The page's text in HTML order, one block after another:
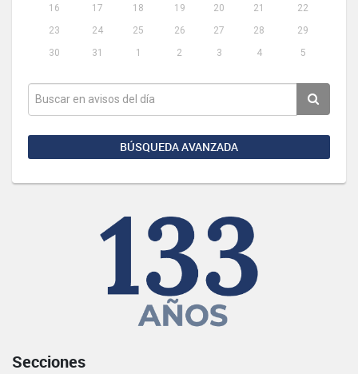
16
17 18 19 20 21
22
23
24 25 26 27 28
29
30
31 1 2 3 4 5
BÚSQUEDA AVANZADA
Secciones